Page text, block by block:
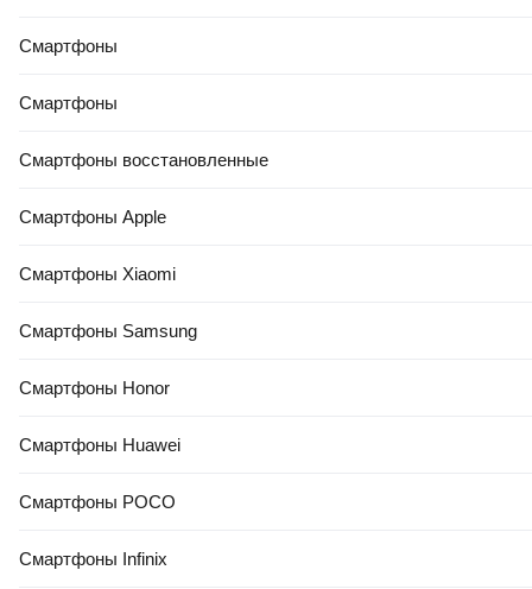
Смартфоны
Смартфоны
Смартфоны восстановленные
Смартфоны Apple
Смартфоны Xiaomi
Смартфоны Samsung
Смартфоны Honor
Смартфоны Huawei
Смартфоны POCO
Смартфоны Infinix